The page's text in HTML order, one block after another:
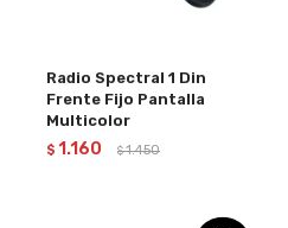
Radio Spectral 1 Din
Frente Fijo Pantalla
Multicolor
$ 1.160 $ 1.450